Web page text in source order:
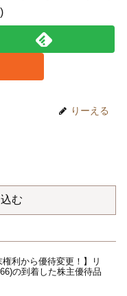
りーえる
む
権利から優待変更！】リ
の到着した株主優待品